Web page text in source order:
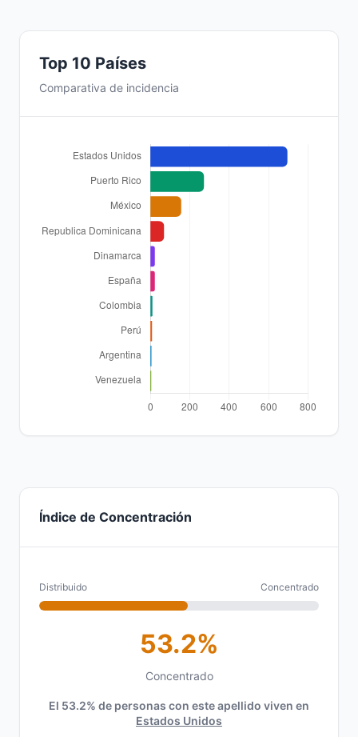
Top 10 Países
Comparativa de incidencia
Índice de Concentración
Distribuido Concentrado
53.2%
Concentrado
El 53.2% de personas con este apellido viven en
Estados Unidos